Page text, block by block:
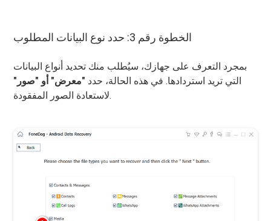
الخطوة رقم 3: حدد نوع البيانات المطلوب
بمجرد التعرف على جهازك، سيُطلب منك تحديد أنواع البيانات
التي تريد استردادها. في هذه الحالة، حدد "معرض" أو "صور"
لاستعادة الصور المفقودة.